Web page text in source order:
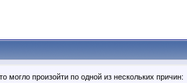
произойти по одной из нескольких причин: